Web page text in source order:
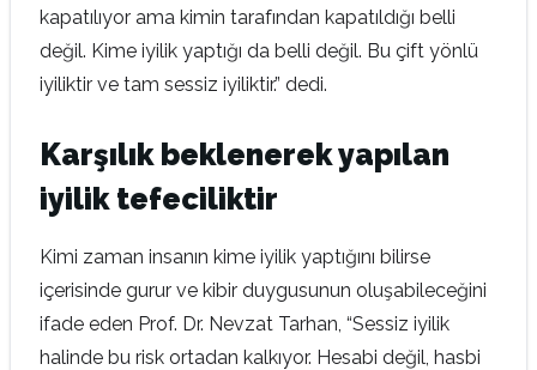
kapatılıyor ama kimin tarafından kapatıldığı belli
değil. Kime iyilik yaptığı da belli değil. Bu çift yönlü
iyiliktir ve tam sessiz iyiliktir.” dedi.
Karşılık beklenerek yapılan
iyilik tefeciliktir
Kimi zaman insanın kime iyilik yaptığını bilirse
içerisinde gurur ve kibir duygusunun oluşabileceğini
ifade eden Prof. Dr. Nevzat Tarhan, “Sessiz iyilik
halinde bu risk ortadan kalkıyor. Hesabi değil, hasbi